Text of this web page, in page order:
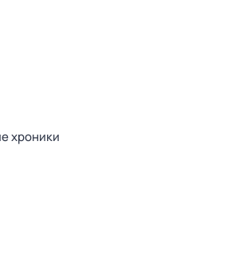
хроники